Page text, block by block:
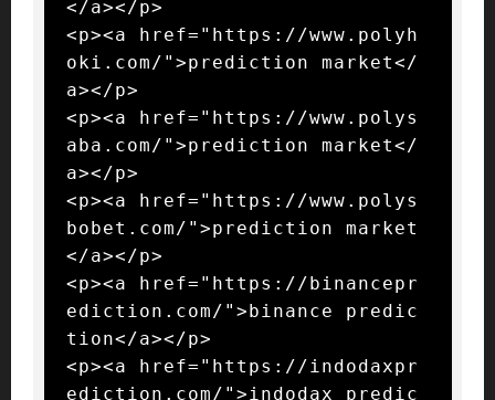
</a></p>
<p><a href="https://www.polyh
oki.com/">prediction market</
a></p>
<p><a href="https://www.polys
aba.com/">prediction market</
a></p>
<p><a href="https://www.polys
bobet.com/">prediction market
</a></p>
<p><a href="https://binancepr
ediction.com/">binance predic
tion</a></p>
<p><a href="https://indodaxpr
ediction.com/">indodax predic